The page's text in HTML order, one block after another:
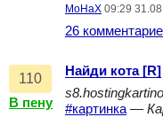
MoHaX 09:29
26
110
В пену
Найди кота [R]
#картинка —